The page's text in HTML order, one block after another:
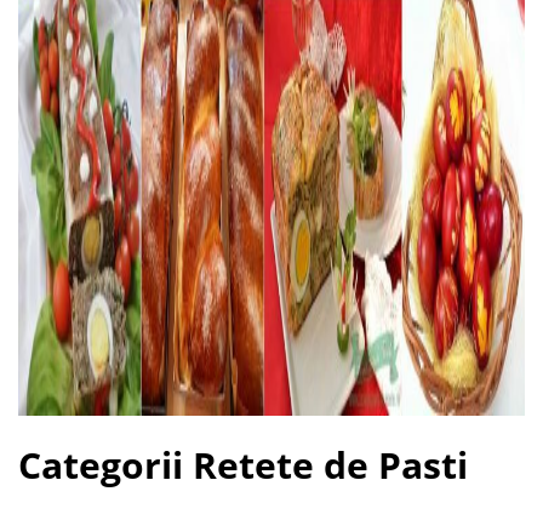
Categorii Retete de Pasti